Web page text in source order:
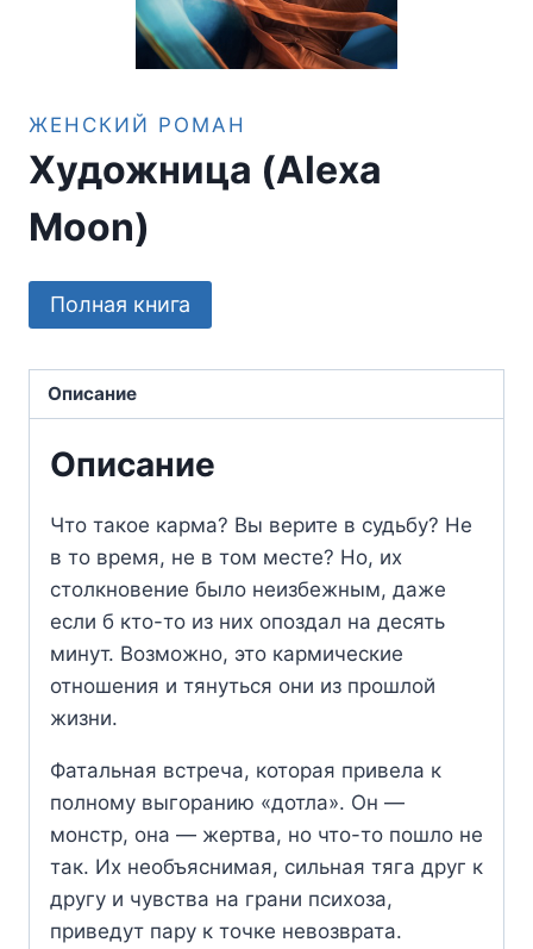
ЖЕНСКИЙ РОМАН
Художница (Alexa
Moon)
Полная книга
Описание
Описание
Что такое карма? Вы верите в судьбу? Не
в то время, не в том месте? Но, их
столкновение было неизбежным, даже
если б кто-то из них опоздал на десять
минут. Возможно, это кармические
отношения и тянуться они из прошлой
жизни.
Фатальная встреча, которая привела к
полному выгоранию «дотла». Он —
монстр, она — жертва, но что-то пошло не
так. Их необъяснимая, сильная тяга друг к
другу и чувства на грани психоза,
приведут пару к точке невозврата.